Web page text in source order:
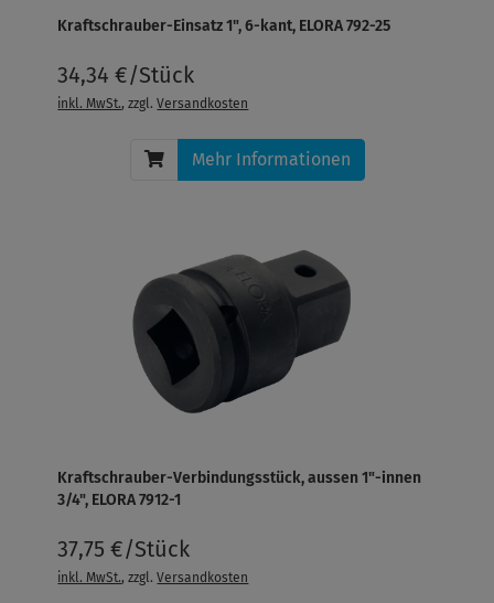
Kraftschrauber-Einsatz 1", 6-kant, ELORA 792-25
34,34 €/Stück
inkl. MwSt., zzgl.Versandkosten
Mehr Informationen
Kraftschrauber-Verbindungsstück, aussen 1"-innen
3/4", ELORA 7912-1
37,75 €/Stück
inkl. MwSt., zzgl.Versandkosten